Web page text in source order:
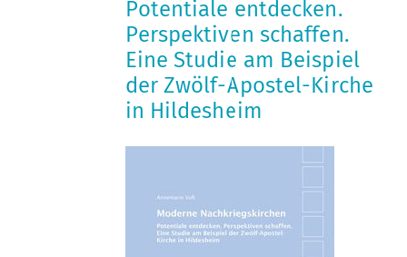
Potentiale entdecken.
Perspektiven schaffen.
Eine Studie am Beispiel
der Zwölf-Apostel-Kirche
in Hildesheim